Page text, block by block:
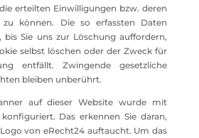
erteilten Einwilligungen bzw. deren
können. Die so erfassten Daten
bis Sie uns zur Löschung auffordern,
selbst löschen oder der Zweck für
entfällt. Zwingende gesetzliche
bleiben unberührt.
auf dieser Website wurde mit
Das erkennen Sie daran,
von eRecht24 auftaucht. Um das